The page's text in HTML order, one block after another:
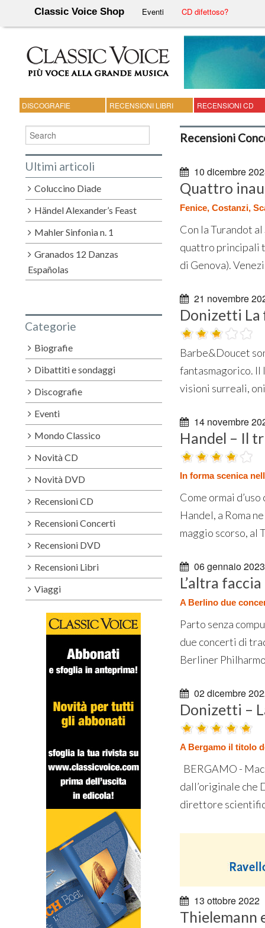
Classic Voice Shop Eventi CD difettoso?
DISCOGRAFIE RECENSIONI LIBRI RECENSIONI CD
Recensioni
10 dicembre
Quattro
Fenice, Costanzi,
Con la Turandot
quattro principali
di Genova).
21 novembre
Donizetti La
Barbe&Doucet
fantasmagorico. Il
visioni surreali,
14 novembre
Handel – Il
In forma scenica
Come ormai
Handel, a Roma
maggio scorso, al
06 gennaio 2023
L’altra
A Berlino due
Parto senza
due concerti di
Berliner
02 dicembre
Donizetti –
A Bergamo il titolo
BERGAMO -
dall’originale che
direttore
13 ottobre 2022
Thielemann
Ultimi articoli
Coluccino Diade
Händel Alexander’s Feast
Mahler Sinfonia n. 1
Granados 12 Danzas
Españolas
Categorie
Biografie
Dibattiti e sondaggi
Discografie
Eventi
Mondo Classico
Novità CD
Novità DVD
Recensioni CD
Recensioni Concerti
Recensioni DVD
Recensioni Libri
Viaggi